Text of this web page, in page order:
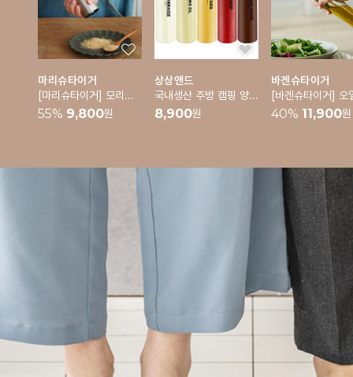
마리슈타이거
[마리슈타이거] 모리노 후추 깨갈이 그라인더
55% 9,800원
상상앤드
국내생산 주방 캠핑 양념통 밀폐 소스통 5p 세트
8,900원
바겐슈타이거
40% 11,900원